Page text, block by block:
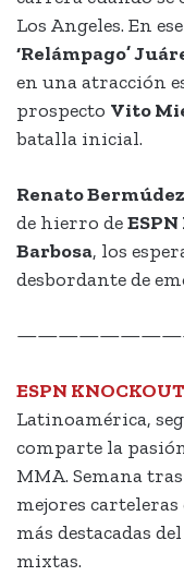
Los Angeles. En
‘Relámpago’
en una atracción
prospecto Vito
batalla inicial.
Renato Bermúdez
de hierro de
Barbosa, los
desbordante de
ESPN KNOCKOUT
Latinoamérica,
comparte la
MMA. Semana
mejores carteleras
más destacadas
mixtas.